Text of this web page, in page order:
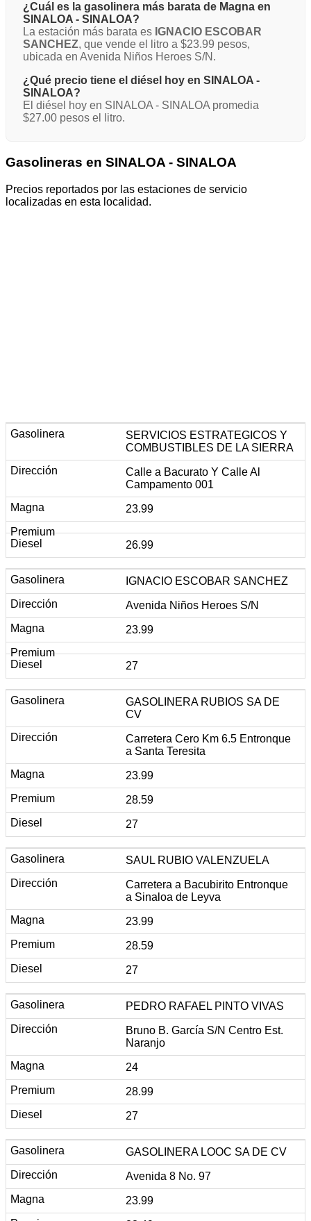
¿Cuál es la gasolinera más barata de Magna en
SINALOA - SINALOA?
La estación más barata es IGNACIO ESCOBAR
SANCHEZ, que vende el litro a $23.99 pesos,
ubicada en Avenida Niños Heroes S/N.
¿Qué precio tiene el diésel hoy en SINALOA -
SINALOA?
El diésel hoy en SINALOA - SINALOA promedia
$27.00 pesos el litro.
Gasolineras en SINALOA - SINALOA
Precios reportados por las estaciones de servicio
localizadas en esta localidad.
SERVICIOS ESTRATEGICOS Y
COMBUSTIBLES DE LA SIERRA
Calle a Bacurato Y Calle Al
Campamento 001
23.99
26.99
IGNACIO ESCOBAR SANCHEZ
Avenida Niños Heroes S/N
23.99
27
GASOLINERA RUBIOS SA DE
CV
Carretera Cero Km 6.5 Entronque
a Santa Teresita
23.99
28.59
27
SAUL RUBIO VALENZUELA
Carretera a Bacubirito Entronque
a Sinaloa de Leyva
23.99
28.59
27
PEDRO RAFAEL PINTO VIVAS
Bruno B. García S/N Centro Est.
Naranjo
24
28.99
27
GASOLINERA LOOC SA DE CV
Avenida 8 No. 97
23.99